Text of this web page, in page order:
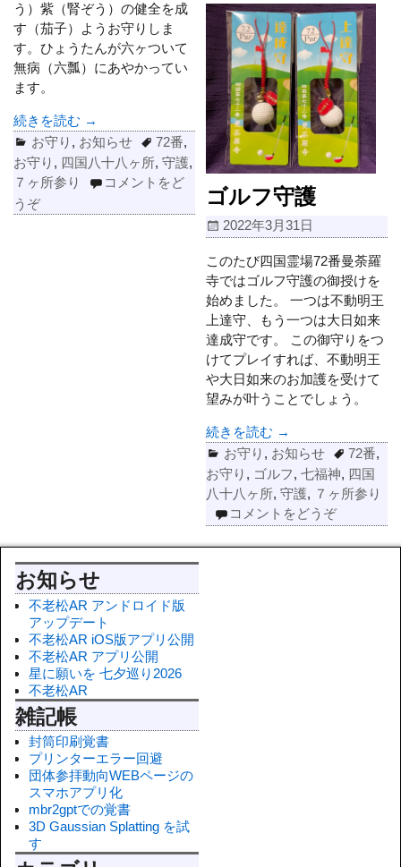
う）紫（腎ぞう）の健全を成
す（茄子）ようお守りしま
す。ひょうたんが六ヶついて
無病（六瓢）にあやかってい
ます。
続きを読む →
お守り , お知らせ 72番,
お守り , 四国八十八ヶ所,守護,
７ヶ所参り
コメントをど
うぞ
ゴルフ守護
2022年3月31日
このたび四国霊場72番曼荼羅
寺ではゴルフ守護の御授けを
始めました。 一つは不動明王
上達守、もう一つは大日如来
達成守です。 この御守りをつ
けてプレイすれば、不動明王
や大日如来のお加護を受けて
望みが叶うことでしょう。
続きを読む →
お守り , お知らせ 72番,
お守り , ゴルフ,七福神, 四国
八十八ヶ所,守護, ７ヶ所参り
コメントをどうぞ
お知らせ
不老松AR アンドロイド版
アップデート
不老松AR iOS版アプリ公開
不老松AR アプリ公開
星に願いを 七夕巡り2026
不老松AR
雑記帳
封筒印刷覚書
プリンターエラー回避
団体参拝動向WEBページの
スマホアプリ化
mbr2gptでの覚書
3D Gaussian Splatting を試
す